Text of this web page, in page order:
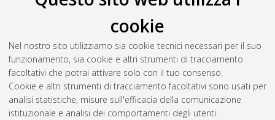
cookie
Nel nostro sito utilizziamo sia cookie tecnici necessari per il suo
funzionamento, sia cookie e altri strumenti di tracciamento
facoltativi che potrai attivare solo con il tuo consenso.
Cookie e altri strumenti di tracciamento facoltativi sono usati per
analisi statistiche, misure sull'efficacia della comunicazione
istituzionale e analisi dei comportamenti degli utenti.
Seleziona un valore dall'elenco sottostante.
2025(3)
2024(2)
2022 (7)
2021(1)